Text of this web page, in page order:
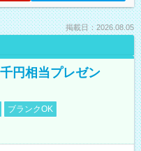
掲載日：2026.08.05
円相当プレゼン
ブランクOK